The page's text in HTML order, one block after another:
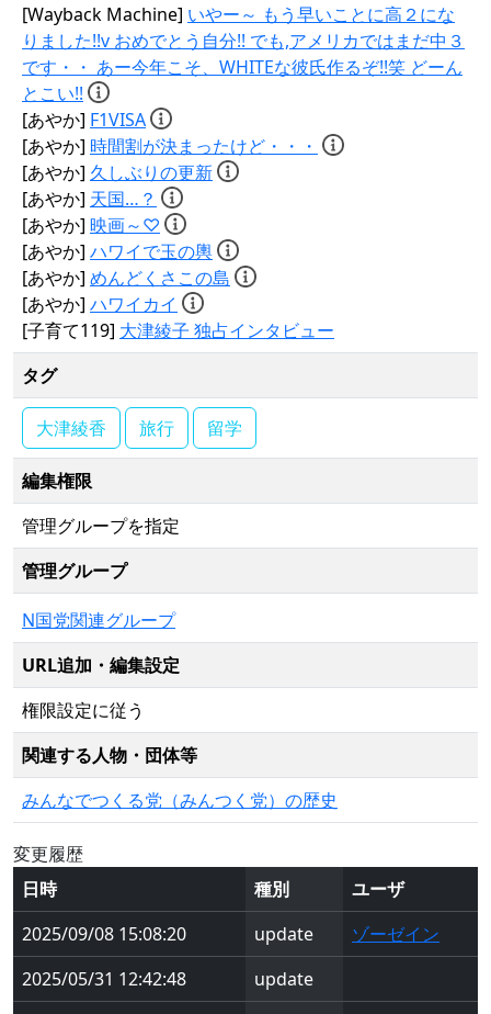
[Wayback Machine] いやー～ もう早いことに高２にな
りました!!v おめでとう自分!! でも,アメリカではまだ中３
です・・ あー今年こそ、WHITEな彼氏作るぞ!!笑 どーん
とこい!!
[あやか] F1VISA
[あやか] 時間割が決まったけど・・・
[あやか] 久しぶりの更新
[あやか] 天国…？
[あやか] 映画～♡
[あやか] ハワイで玉の輿
[あやか] めんどくさこの島
[あやか] ハワイカイ
[子育て119] 大津綾子 独占インタビュー
タグ
大津綾香 旅行 留学
編集権限
管理グループを指定
管理グループ
N国党関連グループ
URL追加・編集設定
権限設定に従う
関連する人物・団体等
みんなでつくる党（みんつく党）の歴史
変更履歴
日時
種別
ユーザ
2025/09/08 15:08:20
update
ゾーゼイン
2025/05/31 12:42:48
update